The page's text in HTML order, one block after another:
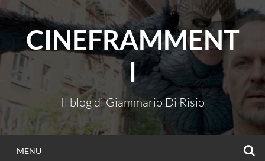
Vai
contenutoCINEFRAMMENT
I
Il blog di Giammario Di Risio
MENU